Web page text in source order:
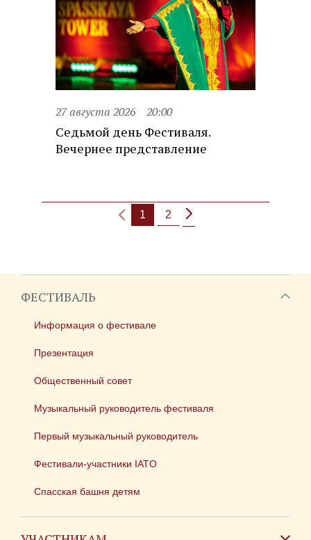
27 августа 2026 20:00
Седьмой день Фестиваля.
Вечернее представление
1 2
ФЕСТИВАЛЬ
Информация о фестивале
Презентация
Общественный совет
Музыкальный руководитель фестиваля
Первый музыкальный руководитель
Фестивали-участники IATO
Спасская башня детям